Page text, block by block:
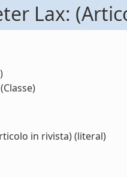
Lax:
(Classe)
in rivista) (literal)